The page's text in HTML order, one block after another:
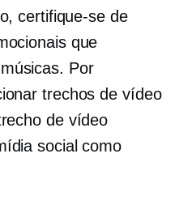
certifique-se de
que
Por
trechos de vídeo
de vídeo
social como